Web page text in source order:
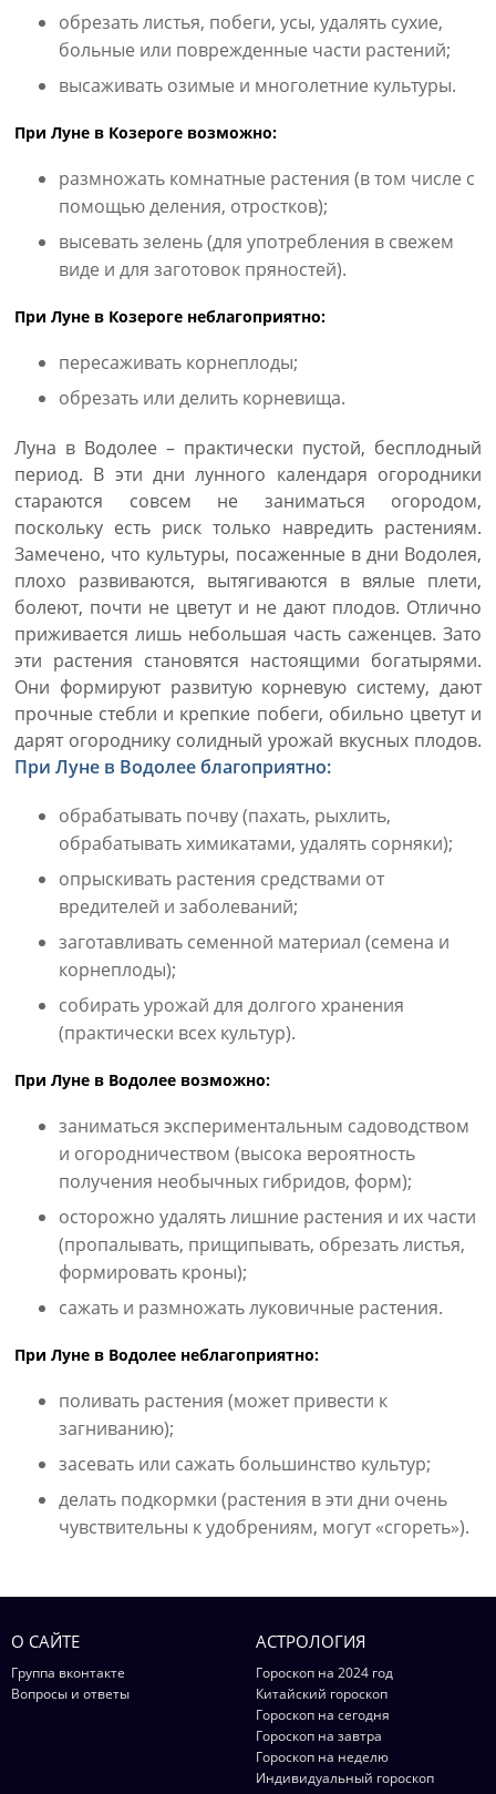
обрезать листья, побеги, усы, удалять сухие,
больные или поврежденные части растений;
высаживать озимые и многолетние культуры.
При Луне в Козероге возможно:
размножать комнатные растения (в том числе с
помощью деления, отростков);
высевать зелень (для употребления в свежем
виде и для заготовок пряностей).
При Луне в Козероге неблагоприятно:
пересаживать корнеплоды;
обрезать или делить корневища.
Луна в Водолее – практически пустой, бесплодный
период. В эти дни лунного календаря огородники
стараются совсем не заниматься огородом,
поскольку есть риск только навредить растениям.
Замечено, что культуры, посаженные в дни Водолея,
плохо развиваются, вытягиваются в вялые плети,
болеют, почти не цветут и не дают плодов. Отлично
приживается лишь небольшая часть саженцев. Зато
эти растения становятся настоящими богатырями.
Они формируют развитую корневую систему, дают
прочные стебли и крепкие побеги, обильно цветут и
дарят огороднику солидный урожай вкусных плодов.
При Луне в Водолее благоприятно:
обрабатывать почву (пахать, рыхлить,
обрабатывать химикатами, удалять сорняки);
опрыскивать растения средствами от
вредителей и заболеваний;
заготавливать семенной материал (семена и
корнеплоды);
собирать урожай для долгого хранения
(практически всех культур).
При Луне в Водолее возможно:
заниматься экспериментальным садоводством
и огородничеством (высока вероятность
получения необычных гибридов, форм);
осторожно удалять лишние растения и их части
(пропалывать, прищипывать, обрезать листья,
формировать кроны);
сажать и размножать луковичные растения.
При Луне в Водолее неблагоприятно:
поливать растения (может привести к
загниванию);
засевать или сажать большинство культур;
делать подкормки (растения в эти дни очень
чувствительны к удобрениям, могут «сгореть»).
О САЙТЕ
Группа вконтакте
Вопросы и ответы
АСТРОЛОГИЯ
Гороскоп на 2024 год
Китайский гороскоп
Гороскоп на сегодня
Гороскоп на завтра
Гороскоп на неделю
Индивидуальный гороскоп